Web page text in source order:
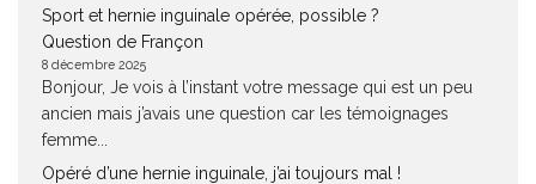
Sport et hernie inguinale opérée, possible ?
Question de Françon
8 décembre 2025
Bonjour, Je vois à l’instant votre message qui est un peu
ancien mais j’avais une question car les témoignages
femme...
Opéré d’une hernie inguinale, j’ai toujours mal !